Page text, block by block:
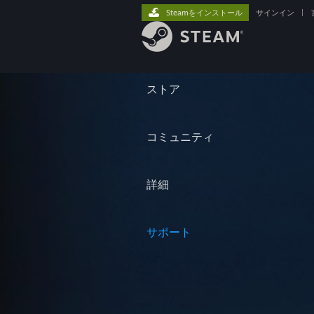
ストア
コミュニティ
詳細
サポート
Steamをインストール サインイン